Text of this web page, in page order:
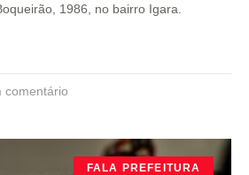
1986, no bairro Igara.
comentário
FALA PREFEITURA